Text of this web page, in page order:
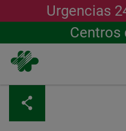
contenido
principal
Urgencias
Centros